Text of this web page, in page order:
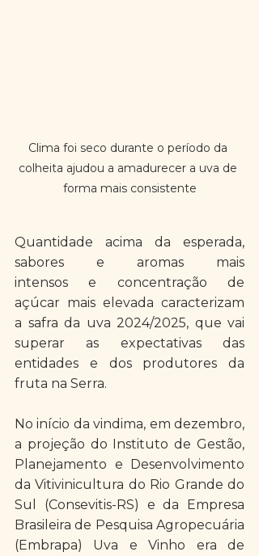
Clima foi seco durante o período da
colheita ajudou a amadurecer a uva de
forma mais consistente
Quantidade acima da esperada,
sabores e aromas mais
intensos e concentração de
açúcar mais elevada caracterizam
a safra da uva 2024/2025, que vai
superar as expectativas das
entidades e dos produtores da
fruta na Serra.
No início da vindima, em dezembro,
a projeção do Instituto de Gestão,
Planejamento e Desenvolvimento
da Vitivinicultura do Rio Grande do
Sul (Consevitis-RS) e da Empresa
Brasileira de Pesquisa Agropecuária
(Embrapa) Uva e Vinho era de